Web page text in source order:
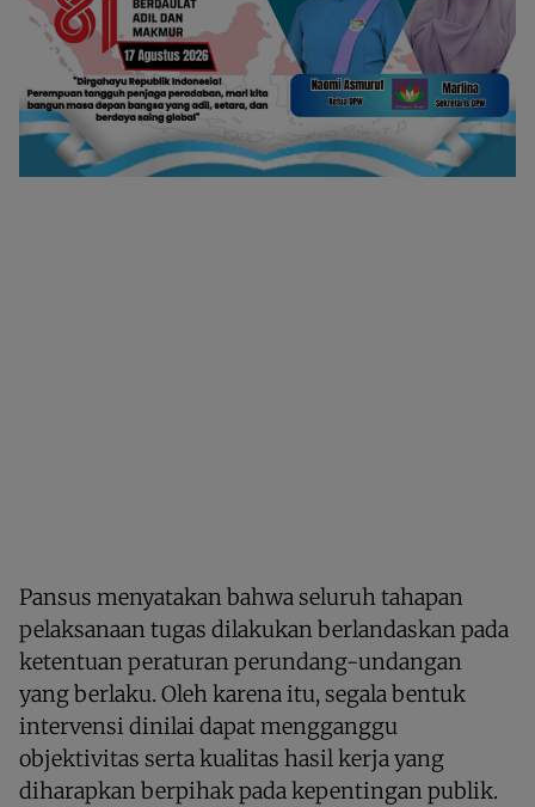
Pansus menyatakan bahwa seluruh tahapan
pelaksanaan tugas dilakukan berlandaskan pada
ketentuan peraturan perundang-undangan
yang berlaku. Oleh karena itu, segala bentuk
intervensi dinilai dapat mengganggu
objektivitas serta kualitas hasil kerja yang
diharapkan berpihak pada kepentingan publik.